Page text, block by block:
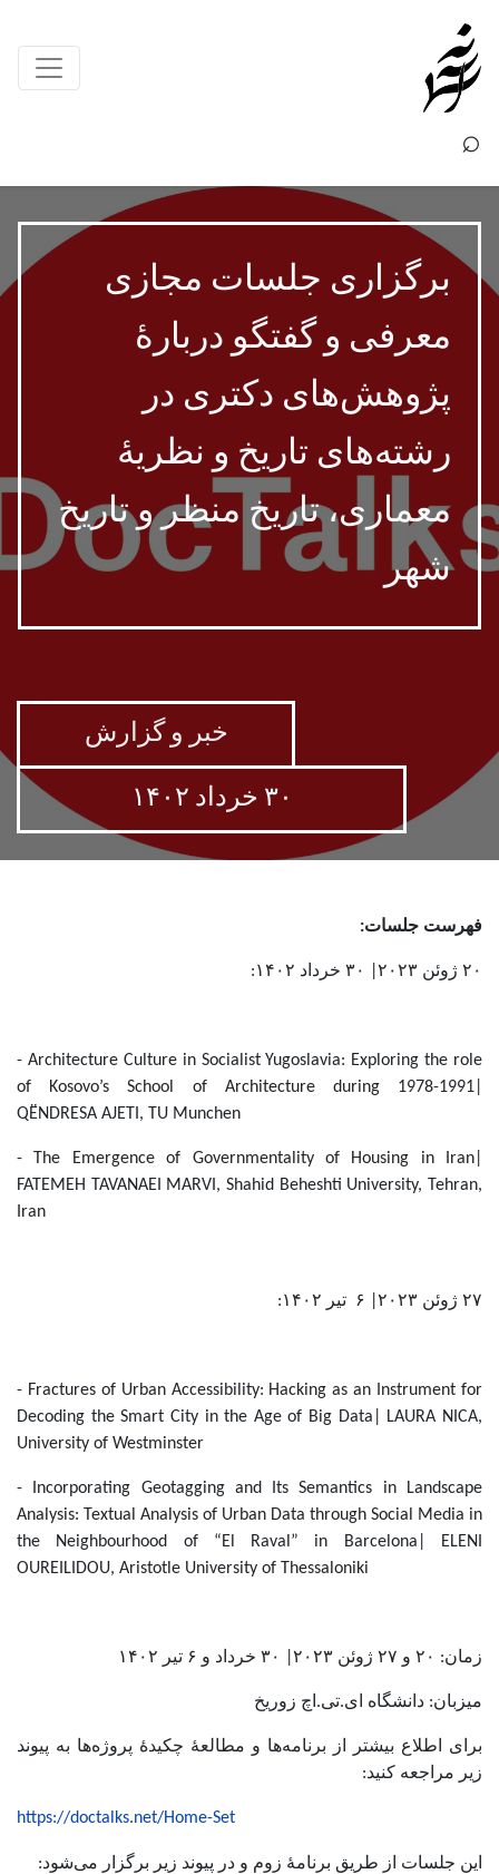
×
⌕
برگزاری جلسات مجازی
معرفی و گفتگو دربارۀ
پژوهش‌های دکتری در
رشته‌های تاریخ و نظریۀ
معماری، تاریخ منظر و تاریخ
شهر
خبر و گزارش
۳۰ خرداد ۱۴۰۲
فهرست جلسات:
۲۰ ژوئن ۲۰۲۳| ۳۰ خرداد ۱۴۰۲:
- Architecture Culture in Socialist Yugoslavia: Exploring the role
of Kosovo’s School of Architecture during 1978-1991|
QËNDRESA AJETI, TU Munchen
- The Emergence of Governmentality of Housing in Iran|
FATEMEH TAVANAEI MARVI, Shahid Beheshti University, Tehran,
Iran
۲۷ ژوئن ۲۰۲۳| ۶ تیر ۱۴۰۲:
- Fractures of Urban Accessibility: Hacking as an Instrument for
Decoding the Smart City in the Age of Big Data| LAURA NICA,
University of Westminster
- Incorporating Geotagging and Its Semantics in Landscape
Analysis: Textual Analysis of Urban Data through Social Media in
the Neighbourhood of “El Raval” in Barcelona| ELENI
OUREILIDOU, Aristotle University of Thessaloniki
زمان: ۲۰ و ۲۷ ژوئن ۲۰۲۳| ۳۰ خرداد و ۶ تیر ۱۴۰۲
میزبان: دانشگاه ای.تی.اچ زوریخ
برای اطلاع بیشتر از برنامه‌ها و مطالعۀ چکیدۀ پروژه‌ها به پیوند
زیر مراجعه کنید:
https://doctalks.net/Home-Set
این جلسات از طریق برنامۀ زوم و در پیوند زیر برگزار می‌شود: